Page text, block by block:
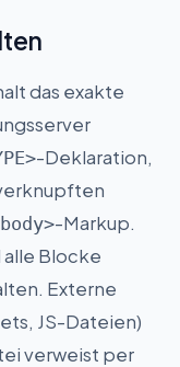
das exakte
-Deklaration,
-Markup.
alle Blocke
Externe
JS-Dateien)
verweist per